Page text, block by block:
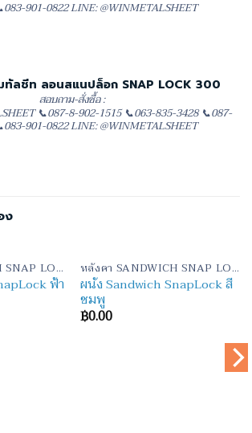
901-0822 LINE: @WINMETALSHEET
ทัลชีท ลอนสแนปล็อก SNAP LOCK 300
สอบถาม-สั่งซื้อ :
📞087-8-902-1515 📞063-835-3428 📞087-
901-0822 LINE: @WINMETALSHEET
ง
หลังคา SANDWICH SNAP LOCK 300+EPS 2 นิ้ว
ฟ้า
หลังคา SANDWICH SNAP LOCK 300+EPS 2 นิ้ว
ผนัง Sandwich SnapLock สี
ชมพู
฿0.00